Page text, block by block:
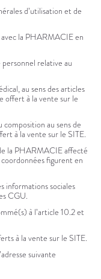
d’utilisation et de
la PHARMACIE en
relative au
au sens des articles
offert à la vente sur le
au sens de
à la vente sur le SITE.
la PHARMACIE affecté
figurent en
informations sociales
CGU.
à l’article 10.2 et
à la vente sur le SITE.
suivante